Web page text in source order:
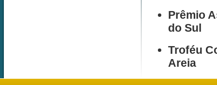
Prêmio
do Sul
Troféu
Areia